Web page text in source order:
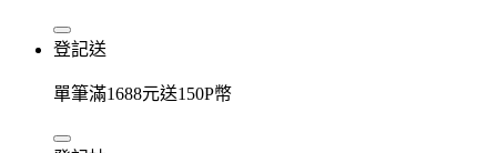
登記送
單筆滿1688元送150P幣